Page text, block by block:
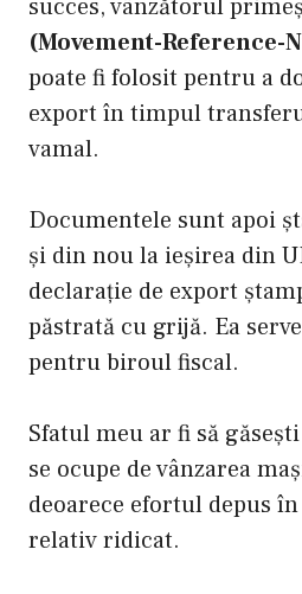
succes, vânzătorul
(Movement-Reference-
poate fi folosit pentru a
export în timpul
vamal.
Documentele sunt apoi
și din nou la ieșirea din
declarație de export
păstrată cu grijă. Ea
pentru biroul fiscal.
Sfatul meu ar fi să
se ocupe de vânzarea
deoarece efortul depus în
relativ ridicat.